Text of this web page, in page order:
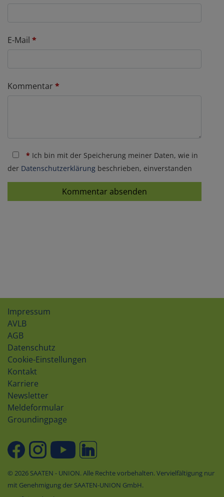
E-Mail *
Kommentar *
* Ich bin mit der Speicherung meiner Daten, wie in
der Datenschutzerklärung beschrieben, einverstanden
Kommentar absenden
Impressum
AVLB
AGB
Datenschutz
Cookie-Einstellungen
Kontakt
Karriere
Newsletter
Meldeformular
Groundingpage
© 2026 SAATEN - UNION. Alle Rechte vorbehalten. Vervielfältigung nur
mit Genehmigung der SAATEN-UNION GmbH.